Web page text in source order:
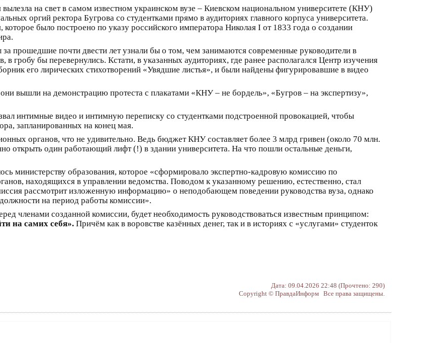
на свет в самом известном украинском вузе – Киевском национальном университете (КНУ)
оргий ректора Бугрова со студентками прямо в аудиториях главного корпуса университета.
было построено по указу российского императора Николая I от 1833 года о создании
за прошедшие почти двести лет узнали бы о том, чем занимаются современные руководители в
гробу бы перевернулись. Кстати, в указанных аудиториях, где ранее располагался Центр изучения
его лирических стихотворений «Увядшие листья», и были найдены фигурировавшие в видео
вышли на демонстрацию протеста с плакатами «КНУ – не бордель», «Бугров – на экспертизу»,
интимные видео и интимную переписку со студентками подстроенной провокацией, чтобы
запланированных на конец мая.
органов, что не удивительно. Ведь бюджет КНУ составляет более 3 млрд гривен (около 70 млн.
открыть один работающий лифт (!) в здании университета. На что пошли остальные деньги,
министерству образования, которое «сформировало экспертно-кадровую комиссию по
находящихся в управлении ведомства. Поводом к указанному решению, естественно, стал
рассмотрит изложенную информацию» о неподобающем поведении руководства вуза, однако
на период работы комиссии».
членами созданной комиссии, будет необходимость руководствоваться известным принципом:
на самих себя». Причём как в воровстве казённых денег, так и в историях с «услугами» студенток
Дата: 09.04.2026 22:48 (Прочтено: 290)
Copyright © ПравдаИнформ Все права защищены.